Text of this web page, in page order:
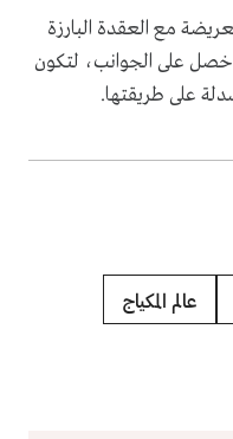
مع العقدة البارزة
على الجوانب، لتكون
على طريقتها.
عالم المكياج